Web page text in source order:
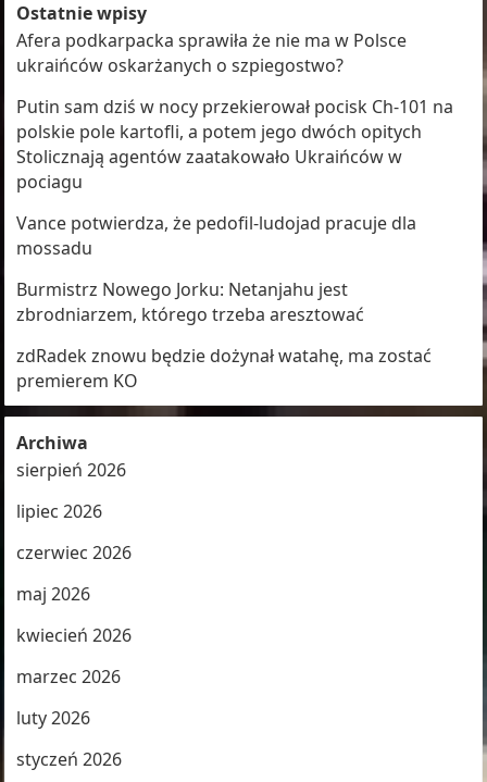
Ostatnie wpisy
Afera podkarpacka sprawiła że nie ma w Polsce
ukraińców oskarżanych o szpiegostwo?
Putin sam dziś w nocy przekierował pocisk Ch-101 na
polskie pole kartofli, a potem jego dwóch opitych
Stolicznają agentów zaatakowało Ukraińców w
pociagu
Vance potwierdza, że pedofil-ludojad pracuje dla
mossadu
Burmistrz Nowego Jorku: Netanjahu jest
zbrodniarzem, którego trzeba aresztować
zdRadek znowu będzie dożynał watahę, ma zostać
premierem KO
Archiwa
sierpień 2026
lipiec 2026
czerwiec 2026
maj 2026
kwiecień 2026
marzec 2026
luty 2026
styczeń 2026